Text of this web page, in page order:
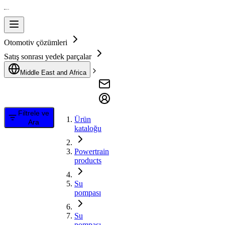
Otomotiv çözümleri
Satış sonrası yedek parçalar
Middle East and Africa
Filtrele ve
Ara
Ürün
kataloğu
Powertrain
products
Su
pompası
Su